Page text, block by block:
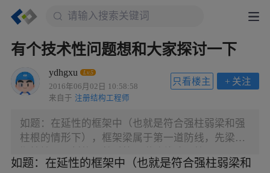
有个技术性问题想和大家探讨一下
ydhgxu Lv.5
2016年06月02日 10:58:58
来自于 注册结构工程师
+ 关注
只看楼主
如题：在延性的框架中（也就是符合强柱弱梁和强
柱根的情形下），框架梁属于第一道防线，先梁端
问题来了，在框架结构经受地震作用的情况下，在
如题：在延性的框架中（也就是符合强柱弱梁和